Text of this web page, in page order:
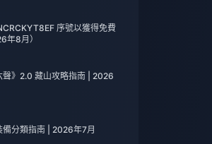
序號以獲得免費
年8月）
聲》2.0 藏山攻略指南 | 2026
備分類指南 | 2026年7月